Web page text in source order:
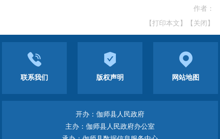
作者：
【打印本文】
【关闭】
联系我们 版权声明 网站地图
开办：伽师县人民政府
主办：伽师县人民政府办公室